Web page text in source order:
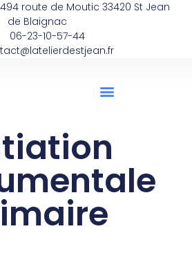
route de Moutic 33420 St Jean
de Blaignac
06-23-10-57-44